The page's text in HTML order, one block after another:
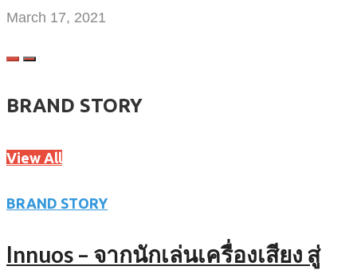
March 17, 2021
BRAND STORY
View All
BRAND STORY
Innuos – จากนักเล่นเครื่องเสียง สู่